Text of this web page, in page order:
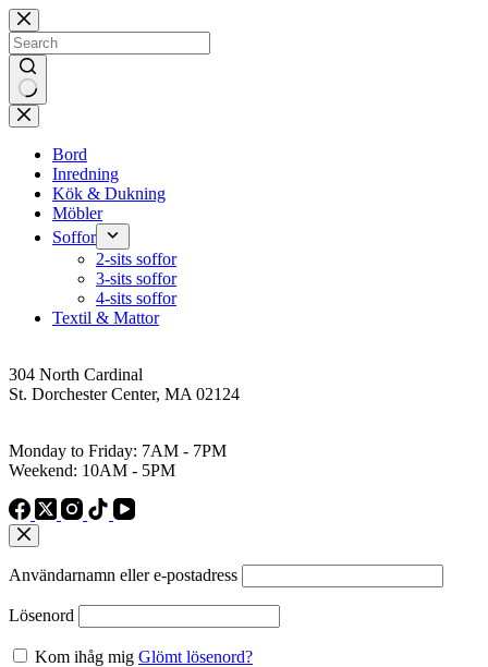
Skip
to
content
No
results
Bord
Inredning
Kök & Dukning
Möbler
Soffor
2-sits soffor
3-sits soffor
4-sits soffor
Textil & Mattor
304 North Cardinal
St. Dorchester Center, MA 02124
Monday to Friday: 7AM - 7PM
Weekend: 10AM - 5PM
Användarnamn eller e‑postadress
Lösenord
Kom ihåg mig Glömt lösenord?